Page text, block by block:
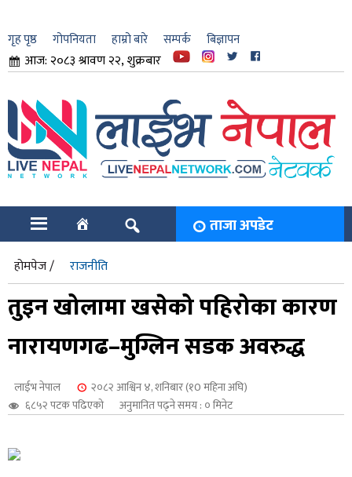
गृह पृष्ठ गोपनियता हाम्रो बारे सम्पर्क बिज्ञापन
आज: २०८३ श्रावण २२, शुक्रबार
ताजा अपडेट
होमपेज / राजनीति
तुइन खोलामा खसेको पहिरोका कारण
नारायणगढ–मुग्लिन सडक अवरुद्ध
लाईभ नेपाल
२०८२ आश्विन ४, शनिबार (१0 महिना अघि)
६८५२ पटक पढिएको
अनुमानित पढ्ने समय : ० मिनेट